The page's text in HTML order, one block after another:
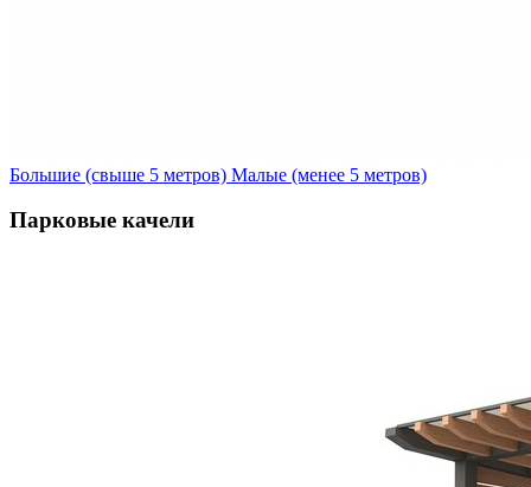
Большие (свыше 5 метров) Малые (менее 5 метров)
Парковые качели